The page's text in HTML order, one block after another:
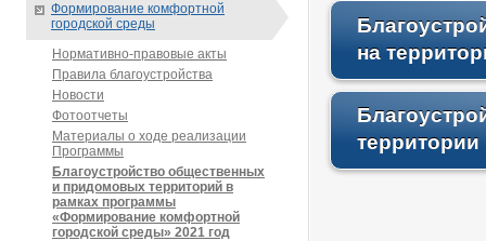
на
Формирование комфортной
городской среды
Нормативно-правовые акты
Правила благоустройства
Новости
Фотоотчеты
Материалы о ходе реализации
Программы
Благоустройство общественных
и придомовых территорий в
рамках программы
«Формирование комфортной
городской среды» 2021 год